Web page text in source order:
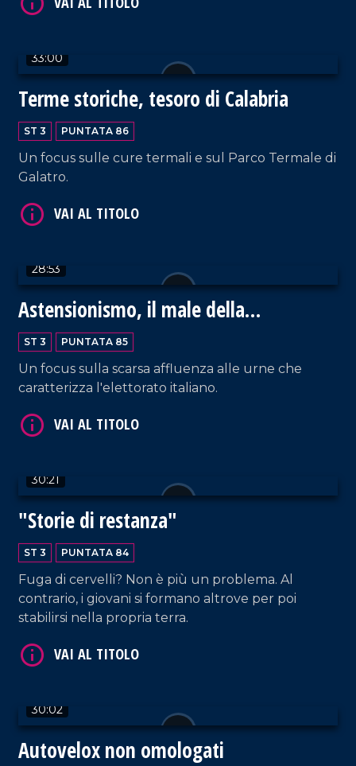
33:00
Terme storiche, tesoro di Calabria
ST 3 PUNTATA 86
Un focus sulle cure termali e sul Parco Termale di
Galatro.
28:53
Astensionismo, il male della
democrazia
ST 3 PUNTATA 85
Un focus sulla scarsa affluenza alle urne che
caratterizza l'elettorato italiano.
30:21
"Storie di restanza"
ST 3 PUNTATA 84
Fuga di cervelli? Non è più un problema. Al
contrario, i giovani si formano altrove per poi
stabilirsi nella propria terra.
30:02
Autovelox non omologati
VAI AL TITOLO
VAI AL TITOLO
VAI AL TITOLO
VAI AL TITOLO